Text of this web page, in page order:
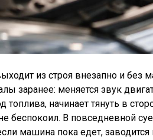
из строя внезапно и без
заранее: меняется звук
топлива, начинает тянуть в
беспокоил. В повседневной
машина пока едет,